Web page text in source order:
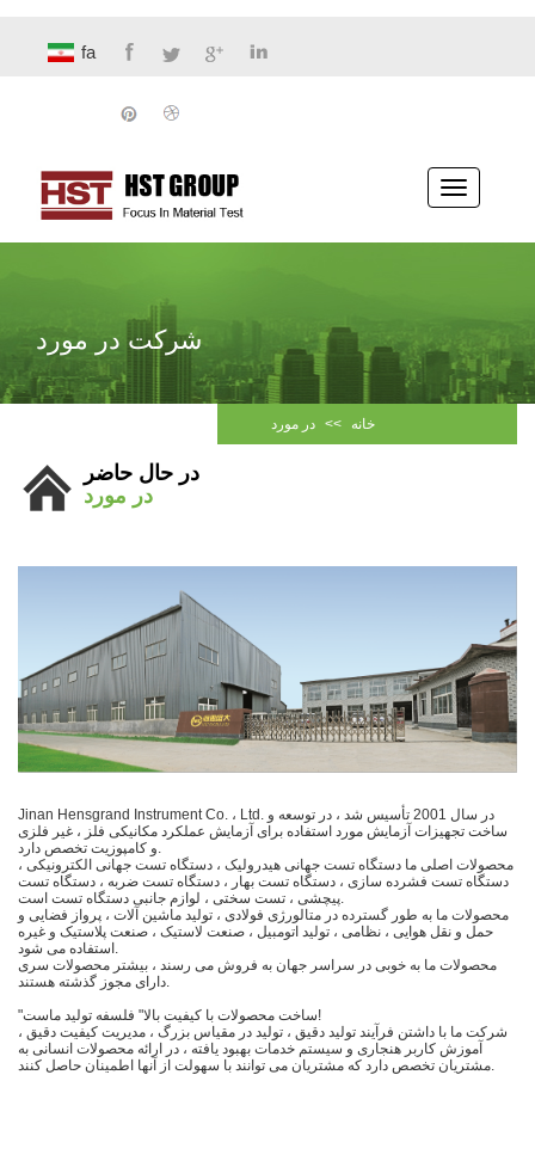
fa
پیمایش
ناوبری
شرکت در مورد
خانه >> در مورد
در حال حاضر
در مورد
Jinan Hensgrand Instrument Co. ، Ltd. در سال 2001 تأسیس شد ، در توسعه و
ساخت تجهیزات آزمایش مورد استفاده برای آزمایش عملکرد مکانیکی فلز ، غیر فلزی
محصولات اصلی ما دستگاه تست جهانی هیدرولیک ، دستگاه تست جهانی الکترونیکی ،
دستگاه تست فشرده سازی ، دستگاه تست بهار ، دستگاه تست ضربه ، دستگاه تست
محصولات ما به طور گسترده در متالورژی فولادی ، تولید ماشین آلات ، پرواز فضایی و
حمل و نقل هوایی ، نظامی ، تولید اتومبیل ، صنعت لاستیک ، صنعت پلاستیک و غیره
محصولات ما به خوبی در سراسر جهان به فروش می رسند ، بیشتر محصولات سری
"ساخت محصولات با کیفیت بالا" فلسفه تولید ماست!
شرکت ما با داشتن فرآیند تولید دقیق ، تولید در مقیاس بزرگ ، مدیریت کیفیت دقیق ،
آموزش کاربر هنجاری و سیستم خدمات بهبود یافته ، در ارائه محصولات انسانی به